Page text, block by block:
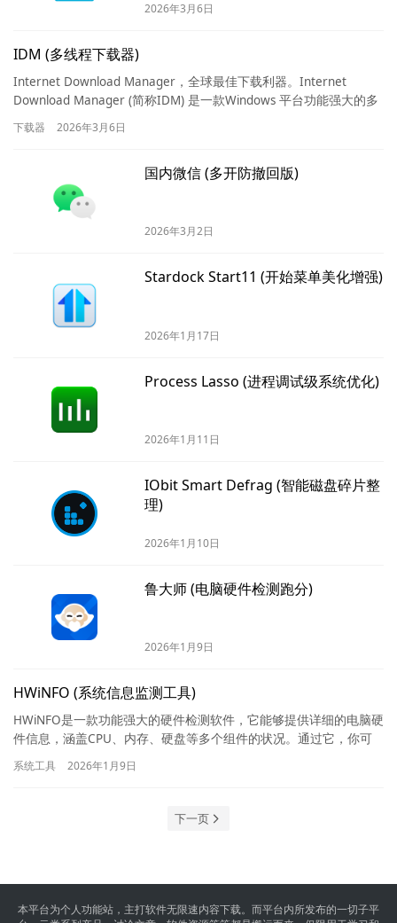
2026年3月6日
IDM (多线程下载器)
Internet Download Manager，全球最佳下载利器。Internet
Download Manager (简称IDM) 是一款Windows 平台功能强大的多
线程…
下载器 2026年3月6日
国内微信 (多开防撤回版)
2026年3月2日
Stardock Start11 (开始菜单美化增强)
2026年1月17日
Process Lasso (进程调试级系统优化)
2026年1月11日
IObit Smart Defrag (智能磁盘碎片整
理)
2026年1月10日
鲁大师 (电脑硬件检测跑分)
2026年1月9日
HWiNFO (系统信息监测工具)
HWiNFO是一款功能强大的硬件检测软件，它能够提供详细的电脑硬
件信息，涵盖CPU、内存、硬盘等多个组件的状况。通过它，你可
以实时监测电脑的温度、电压等重要指标，帮助判断设备的健康…
系统工具 2026年1月9日
下一页
本平台为个人功能站，主打软件无限速内容下载。而平台内所发布的一切子平